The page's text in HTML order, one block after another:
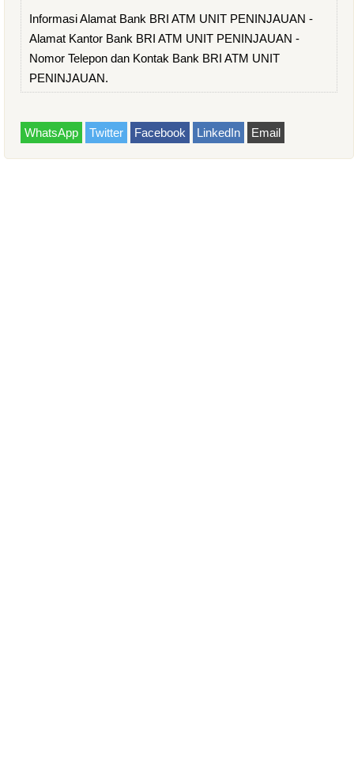
Informasi Alamat Bank BRI ATM UNIT PENINJAUAN -
Alamat Kantor Bank BRI ATM UNIT PENINJAUAN -
Nomor Telepon dan Kontak Bank BRI ATM UNIT
PENINJAUAN.
WhatsApp Twitter Facebook LinkedIn Email